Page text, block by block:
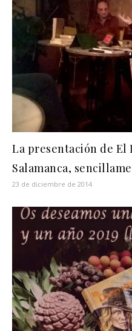
La presentación de El
Salamanca,
23 de diciembre de 2014